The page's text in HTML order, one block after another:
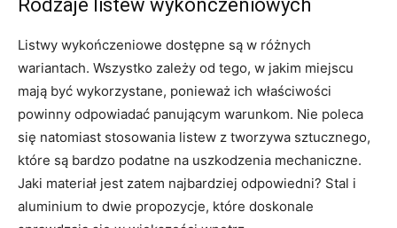
Rodzaje listew wykończeniowych
Listwy wykończeniowe dostępne są w różnych
wariantach. Wszystko zależy od tego, w jakim miejscu
mają być wykorzystane, ponieważ ich właściwości
powinny odpowiadać panującym warunkom. Nie poleca
się natomiast stosowania listew z tworzywa sztucznego,
które są bardzo podatne na uszkodzenia mechaniczne.
Jaki materiał jest zatem najbardziej odpowiedni? Stal i
aluminium to dwie propozycje, które doskonale